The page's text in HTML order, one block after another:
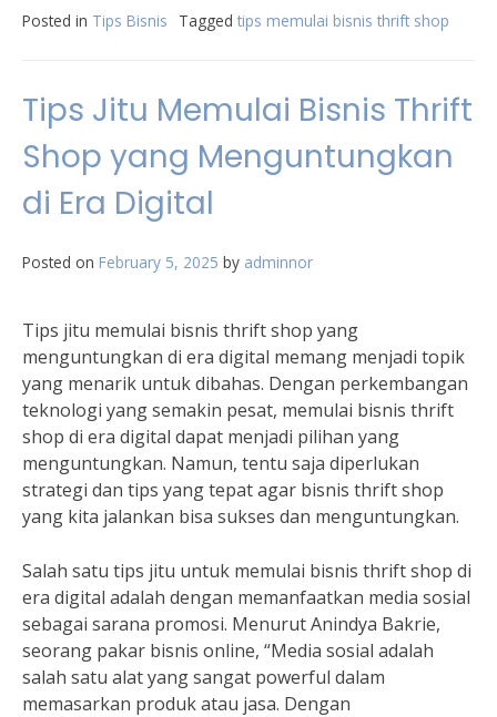
Posted in Tips Bisnis Tagged tips memulai bisnis thrift shop
Tips Jitu Memulai Bisnis Thrift
Shop yang Menguntungkan
di Era Digital
Posted on February 5, 2025 by adminnor
Tips jitu memulai bisnis thrift shop yang
menguntungkan di era digital memang menjadi topik
yang menarik untuk dibahas. Dengan perkembangan
teknologi yang semakin pesat, memulai bisnis thrift
shop di era digital dapat menjadi pilihan yang
menguntungkan. Namun, tentu saja diperlukan
strategi dan tips yang tepat agar bisnis thrift shop
yang kita jalankan bisa sukses dan menguntungkan.
Salah satu tips jitu untuk memulai bisnis thrift shop di
era digital adalah dengan memanfaatkan media sosial
sebagai sarana promosi. Menurut Anindya Bakrie,
seorang pakar bisnis online, “Media sosial adalah
salah satu alat yang sangat powerful dalam
memasarkan produk atau jasa. Dengan